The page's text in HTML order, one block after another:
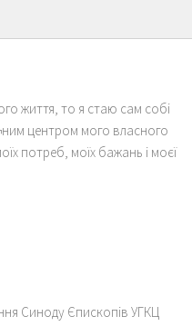
життя, то я стаю сам собі
центром мого власного
потреб, моїх бажань і моєї
Синоду Єпископів УГКЦ